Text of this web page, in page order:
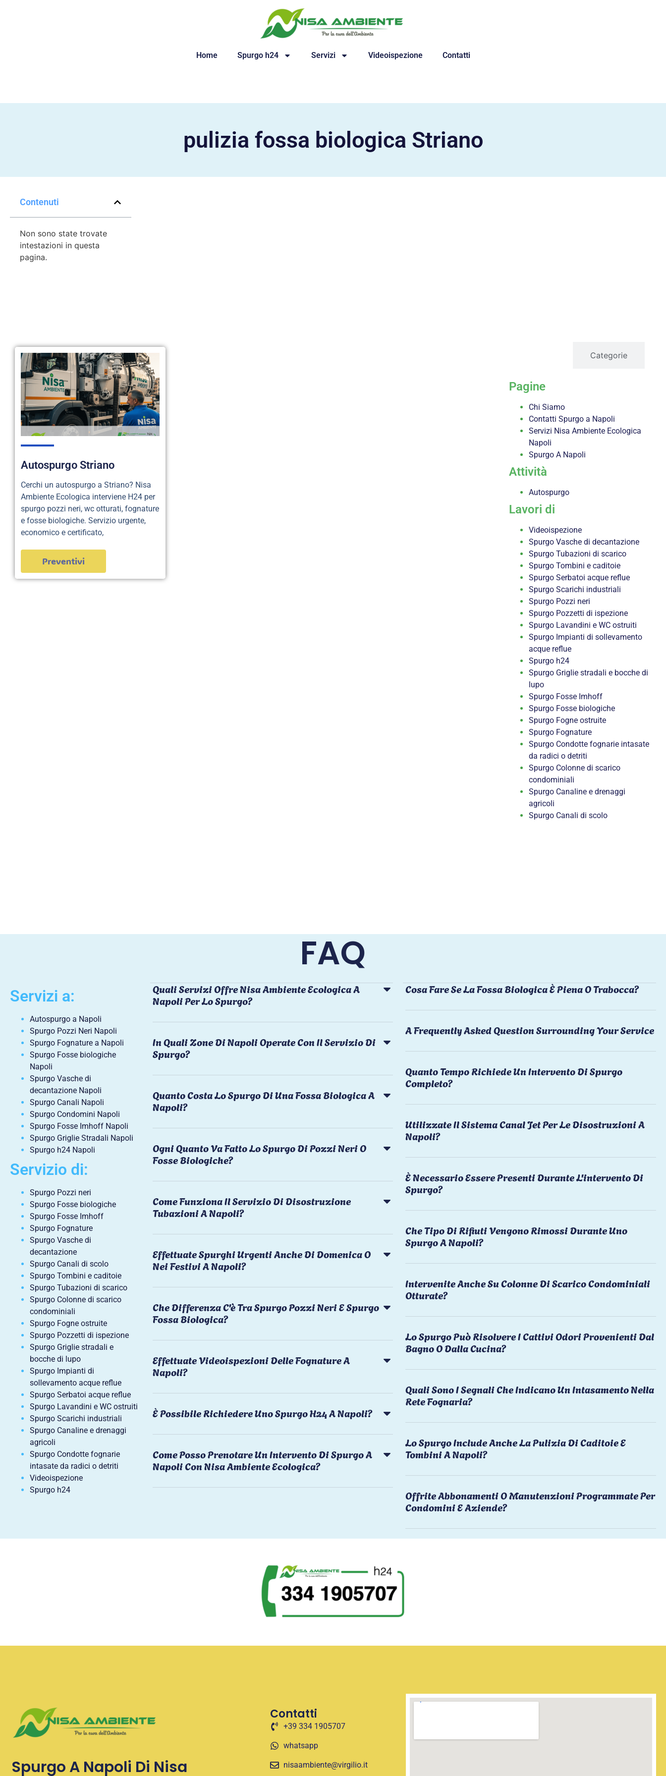
Home Spurgo h24 Servizi Videoispezione Contatti
pulizia fossa biologica Striano
Contenuti
Non sono state trovate
intestazioni in questa
pagina.
Autospurgo Striano
Cerchi un autospurgo a Striano? Nisa
Ambiente Ecologica interviene H24 per
spurgo pozzi neri, wc otturati, fognature
e fosse biologiche. Servizio urgente,
economico e certificato,
Preventivi
Categorie
Pagine
Chi Siamo
Contatti Spurgo a Napoli
Servizi Nisa Ambiente Ecologica
Napoli
Spurgo A Napoli
Attività
Autospurgo
Lavori di
Videoispezione
Spurgo Vasche di decantazione
Spurgo Tubazioni di scarico
Spurgo Tombini e caditoie
Spurgo Serbatoi acque reflue
Spurgo Scarichi industriali
Spurgo Pozzi neri
Spurgo Pozzetti di ispezione
Spurgo Lavandini e WC ostruiti
Spurgo Impianti di sollevamento
acque reflue
Spurgo h24
Spurgo Griglie stradali e bocche di
lupo
Spurgo Fosse Imhoff
Spurgo Fosse biologiche
Spurgo Fogne ostruite
Spurgo Fognature
Spurgo Condotte fognarie intasate
da radici o detriti
Spurgo Colonne di scarico
condominiali
Spurgo Canaline e drenaggi
agricoli
Spurgo Canali di scolo
FAQ
Servizi a:
Autospurgo a Napoli
Spurgo Pozzi Neri Napoli
Spurgo Fognature a Napoli
Spurgo Fosse biologiche
Napoli
Spurgo Vasche di
decantazione Napoli
Spurgo Canali Napoli
Spurgo Condomini Napoli
Spurgo Fosse Imhoff Napoli
Spurgo Griglie Stradali Napoli
Spurgo h24 Napoli
Servizio di:
Spurgo Pozzi neri
Spurgo Fosse biologiche
Spurgo Fosse Imhoff
Spurgo Fognature
Spurgo Vasche di
decantazione
Spurgo Canali di scolo
Spurgo Tombini e caditoie
Spurgo Tubazioni di scarico
Spurgo Colonne di scarico
condominiali
Spurgo Fogne ostruite
Spurgo Pozzetti di ispezione
Spurgo Griglie stradali e
bocche di lupo
Spurgo Impianti di
sollevamento acque reflue
Spurgo Serbatoi acque reflue
Spurgo Lavandini e WC ostruiti
Spurgo Scarichi industriali
Spurgo Canaline e drenaggi
agricoli
Spurgo Condotte fognarie
intasate da radici o detriti
Videoispezione
Spurgo h24
Quali Servizi Offre Nisa Ambiente Ecologica A
Napoli Per Lo Spurgo?
In Quali Zone Di Napoli Operate Con Il Servizio Di
Spurgo?
Quanto Costa Lo Spurgo Di Una Fossa Biologica A
Napoli?
Ogni Quanto Va Fatto Lo Spurgo Di Pozzi Neri O
Fosse Biologiche?
Come Funziona Il Servizio Di Disostruzione
Tubazioni A Napoli?
Effettuate Spurghi Urgenti Anche Di Domenica O
Nei Festivi A Napoli?
Che Differenza C'è Tra Spurgo Pozzi Neri E Spurgo
Fossa Biologica?
Effettuate Videoispezioni Delle Fognature A
Napoli?
È Possibile Richiedere Uno Spurgo H24 A Napoli?
Come Posso Prenotare Un Intervento Di Spurgo A
Napoli Con Nisa Ambiente Ecologica?
Cosa Fare Se La Fossa Biologica È Piena O Trabocca?
A Frequently Asked Question Surrounding Your Service
Quanto Tempo Richiede Un Intervento Di Spurgo
Completo?
Utilizzate Il Sistema Canal Jet Per Le Disostruzioni A
Napoli?
È Necessario Essere Presenti Durante L'intervento Di
Spurgo?
Che Tipo Di Rifiuti Vengono Rimossi Durante Uno
Spurgo A Napoli?
Intervenite Anche Su Colonne Di Scarico Condominiali
Otturate?
Lo Spurgo Può Risolvere I Cattivi Odori Provenienti Dal
Bagno O Dalla Cucina?
Quali Sono I Segnali Che Indicano Un Intasamento Nella
Rete Fognaria?
Lo Spurgo Include Anche La Pulizia Di Caditoie E
Tombini A Napoli?
Offrite Abbonamenti O Manutenzioni Programmate Per
Condomini E Aziende?
Spurgo A Napoli Di Nisa
Contatti
+39 334 1905707
whatsapp
nisaambiente@virgilio.it